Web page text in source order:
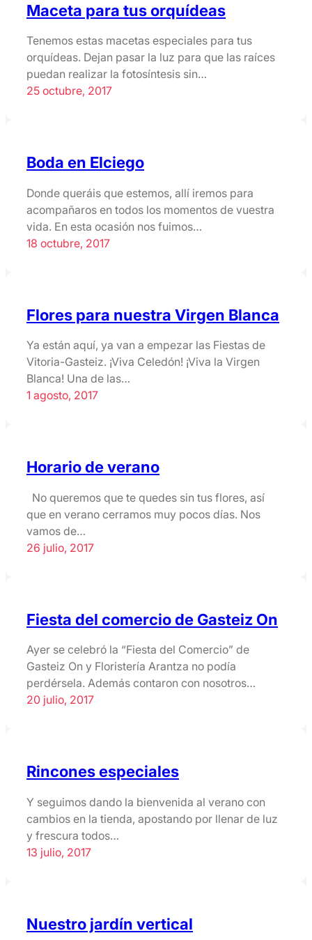
Maceta para tus orquídeas
Tenemos estas macetas especiales para tus
orquídeas. Dejan pasar la luz para que las raíces
puedan realizar la fotosíntesis sin…
25 octubre, 2017
Boda en Elciego
Donde queráis que estemos, allí iremos para
acompañaros en todos los momentos de vuestra
vida. En esta ocasión nos fuimos…
18 octubre, 2017
Flores para nuestra Virgen Blanca
Ya están aquí, ya van a empezar las Fiestas de
Vitoria-Gasteiz. ¡Viva Celedón! ¡Viva la Virgen
Blanca! Una de las…
1 agosto, 2017
Horario de verano
No queremos que te quedes sin tus flores, así
que en verano cerramos muy pocos días. Nos
vamos de…
26 julio, 2017
Fiesta del comercio de Gasteiz On
Ayer se celebró la “Fiesta del Comercio” de
Gasteiz On y Floristería Arantza no podía
perdérsela. Además contaron con nosotros…
20 julio, 2017
Rincones especiales
Y seguimos dando la bienvenida al verano con
cambios en la tienda, apostando por llenar de luz
y frescura todos…
13 julio, 2017
Nuestro jardín vertical